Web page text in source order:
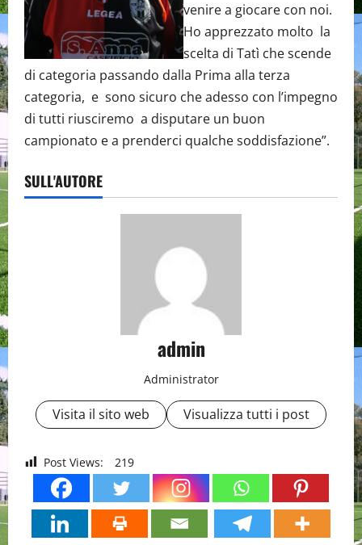
venire a giocare con noi.
Ho apprezzato molto la
scelta di Tatì che scende
di categoria passando dalla Prima alla terza
categoria, e sono sicuro che adesso con l’impegno
di tutti riusciremo a disputare un buon
campionato e a prenderci qualche soddisfazione”.
SULL'AUTORE
admin
Administrator
Visita il sito web Visualizza tutti i post
Post Views: 219